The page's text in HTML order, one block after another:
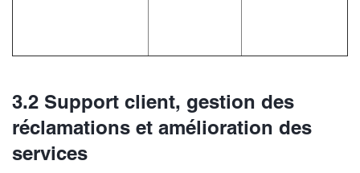
3.2 Support client, gestion des
réclamations et amélioration des
services